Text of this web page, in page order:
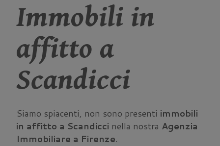
Immobili in
affitto a
Scandicci
Siamo spiacenti, non sono presenti immobili
in affitto a Scandicci nella nostra Agenzia
Immobiliare a Firenze.